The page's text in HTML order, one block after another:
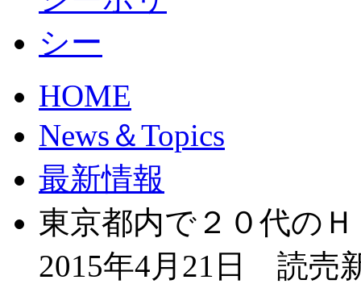
HOME
News＆Topics
最新情報
東京都内で２０代の
2015年4月21日 読売